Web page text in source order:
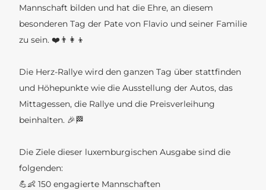
Mannschaft bilden und hat die Ehre, an diesem
besonderen Tag der Pate von Flavio und seiner Familie
zu sein. ❤️👨‍👩‍👦
Die Herz-Rallye wird den ganzen Tag über stattfinden
und Höhepunkte wie die Ausstellung der Autos, das
Mittagessen, die Rallye und die Preisverleihung
beinhalten. 🎉🏁
Die Ziele dieser luxemburgischen Ausgabe sind die
folgenden:
💪👶 150 engagierte Mannschaften